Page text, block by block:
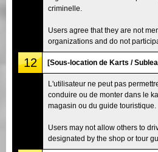
criminelle.
Users agree that they are not
organizations and do not
12 [Sous-location de Karts /
L'utilisateur ne peut pas
conduire ou de monter dans le
magasin ou du guide touristique.
Users may not allow others to
designated by the shop or tour